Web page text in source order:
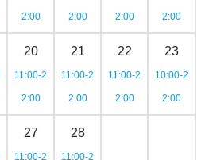
2:00 2:00 2:00 2:00
20
11:00-2
2:00
21
11:00-2
2:00
22
11:00-2
2:00
23
10:00-2
2:00
27
11:00-2
28
11:00-2